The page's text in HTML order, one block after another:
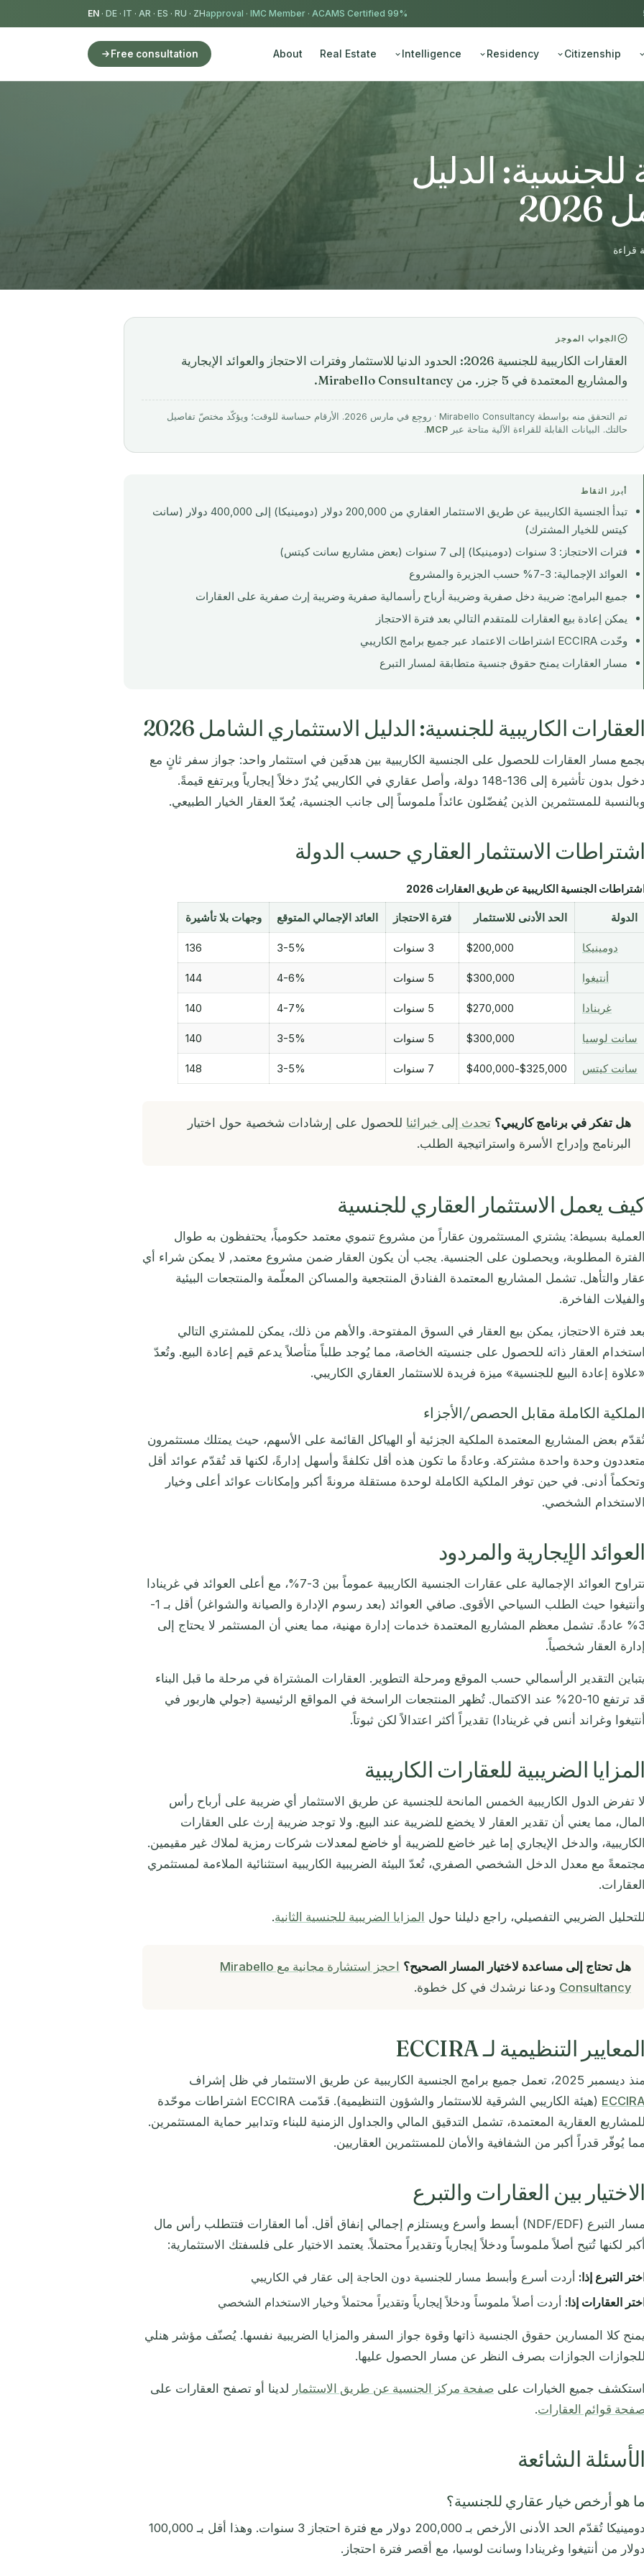
99% approval ·
IMC Member · ACAMS Certified
EN · DE · IT · AR · ES · RU · ZH
Citizenship
Residency
Intelligence
Real Estate
About
Free consultation
للجنسية: الدليل
الجواب الموجز
العقارات الكاريبية للجنسية 2026: الحدود الدنيا للاستثمار وفترات الاحتجاز والعوائد الإيجارية
والمشاريع المعتمدة في 5 جزر. من Mirabello Consultancy.
تم التحقق منه بواسطة Mirabello Consultancy · روجِع في مارس 2026. الأرقام حساسة للوقت؛ ويؤكّد مختصّ تفاصيل
حالتك. البيانات القابلة للقراءة الآلية متاحة عبر MCP
.
أبرز النقاط
تبدأ الجنسية الكاريبية عن طريق الاستثمار العقاري من 200,000 دولار (دومينيكا) إلى 400,000 دولار (سانت
كيتس للخيار المشترك)
فترات الاحتجاز: 3 سنوات (دومينيكا) إلى 7 سنوات (بعض مشاريع سانت كيتس)
العوائد الإجمالية: 3-7% حسب الجزيرة والمشروع
جميع البرامج: ضريبة دخل صفرية وضريبة أرباح رأسمالية صفرية وضريبة إرث صفرية على العقارات
يمكن إعادة بيع العقارات للمتقدم التالي بعد فترة الاحتجاز
وحّدت ECCIRA اشتراطات الاعتماد عبر جميع برامج الكاريبي
مسار العقارات يمنح حقوق جنسية متطابقة لمسار التبرع
العقارات الكاريبية للجنسية: الدليل الاستثماري الشامل 2026
يجمع مسار العقارات للحصول على الجنسية الكاريبية بين هدفَين في استثمار واحد: جواز سفر ثانٍ مع
دخول بدون تأشيرة إلى 136-148 دولة، وأصل عقاري في الكاريبي يُدرّ دخلاً إيجارياً ويرتفع قيمةً.
وبالنسبة للمستثمرين الذين يُفضّلون عائداً ملموساً إلى جانب الجنسية، يُعدّ العقار الخيار الطبيعي.
اشتراطات الاستثمار العقاري حسب الدولة
اشتراطات الجنسية الكاريبية عن طريق العقارات 2026
الدولة الحد الأدنى للاستثمار فترة الاحتجاز العائد الإجمالي المتوقع وجهات بلا تأشيرة
دومينيكا $200,000 3 سنوات 3-5%
136
أنتيغوا $300,000 5 سنوات 4-6%
144
غرينادا $270,000 5 سنوات 4-7%
140
سانت لوسيا $300,000 5 سنوات 3-5%
140
سانت كيتس $325,000-$400,000 7 سنوات 3-5%
148
هل تفكر في برنامج كاريبي؟ تحدث إلى خبرائنا للحصول على إرشادات شخصية حول اختيار
البرنامج وإدراج الأسرة واستراتيجية الطلب.
يعمل الاستثمار العقاري للجنسية
العملية بسيطة: يشتري المستثمرون عقاراً من مشروع تنموي معتمد حكومياً، يحتفظون به طوال
الفترة المطلوبة، ويحصلون على الجنسية. يجب أن يكون العقار ضمن مشروع معتمد, لا يمكن شراء أي
عقار والتأهل. تشمل المشاريع المعتمدة الفنادق المنتجعية والمساكن المعلّمة والمنتجعات البيئية
والفيلات الفاخرة.
بعد فترة الاحتجاز، يمكن بيع العقار في السوق المفتوحة. والأهم من ذلك، يمكن للمشتري التالي
استخدام العقار ذاته للحصول على جنسيته الخاصة، مما يُوجد طلباً متأصلاً يدعم قيم إعادة البيع. وتُعدّ
«علاوة إعادة البيع للجنسية» ميزة فريدة للاستثمار العقاري الكاريبي.
الملكية الكاملة مقابل الحصص/الأجزاء
بعض المشاريع المعتمدة الملكية الجزئية أو الهياكل القائمة على الأسهم، حيث يمتلك مستثمرون
متعددون وحدة واحدة مشتركة. وعادةً ما تكون هذه أقل تكلفةً وأسهل إدارةً، لكنها قد تُقدّم عوائد أقل
وتحكماً أدنى. في حين توفر الملكية الكاملة لوحدة مستقلة مرونةً أكبر وإمكانات عوائد أعلى وخيار
الاستخدام الشخصي.
العوائد الإيجارية والمردود
تتراوح العوائد الإجمالية على عقارات الجنسية الكاريبية عموماً بين 3-7%، مع أعلى العوائد في غرينادا
وأنتيغوا حيث الطلب السياحي الأقوى. صافي العوائد (بعد رسوم الإدارة والصيانة والشواغر) أقل بـ 1-
3% عادةً. تشمل معظم المشاريع المعتمدة خدمات إدارة مهنية، مما يعني أن المستثمر لا يحتاج إلى
إدارة العقار شخصياً.
يتباين التقدير الرأسمالي حسب الموقع ومرحلة التطوير. العقارات المشتراة في مرحلة ما قبل البناء
قد ترتفع 10-20% عند الاكتمال. تُظهر المنتجعات الراسخة في المواقع الرئيسية (جولي هاربور في
أنتيغوا وغراند أنس في غرينادا) تقديراً أكثر اعتدالاً لكن ثبوتاً.
المزايا الضريبية للعقارات الكاريبية
لا تفرض الدول الكاريبية الخمس المانحة للجنسية عن طريق الاستثمار أي ضريبة على أرباح رأس
المال، مما يعني أن تقدير العقار لا يخضع للضريبة عند البيع. ولا توجد ضريبة إرث على العقارات
الكاريبية، والدخل الإيجاري إما غير خاضع للضريبة أو خاضع لمعدلات شركات رمزية لملاك غير مقيمين.
مجتمعةً مع معدل الدخل الشخصي الصفري، تُعدّ البيئة الضريبية الكاريبية استثنائية الملاءمة لمستثمري
العقارات.
للتحليل الضريبي التفصيلي، راجع دليلنا حول المزايا الضريبية للجنسية الثانية.
هل تحتاج إلى مساعدة لاختيار المسار الصحيح؟
احجز استشارة مجانية مع Mirabello
Consultancy ودعنا نرشدك في كل خطوة.
المعايير التنظيمية لـ ECCIRA
منذ ديسمبر 2025، تعمل جميع برامج الجنسية الكاريبية عن طريق الاستثمار في ظل إشراف
(هيئة الكاريبي الشرقية للاستثمار والشؤون التنظيمية). قدّمت ECCIRA اشتراطات موحّدة
للمشاريع العقارية المعتمدة، تشمل التدقيق المالي والجداول الزمنية للبناء وتدابير حماية المستثمرين.
مما يُوفّر قدراً أكبر من الشفافية والأمان للمستثمرين العقاريين.
الاختيار بين العقارات والتبرع
مسار التبرع (NDF/EDF) أبسط وأسرع ويستلزم إجمالي إنفاق أقل. أما العقارات فتتطلب رأس مال
أكبر لكنها تُتيح أصلاً ملموساً ودخلاً إيجارياً وتقديراً محتملاً. يعتمد الاختيار على فلسفتك الاستثمارية:
التبرع إذا: أردت أسرع وأبسط مسار للجنسية دون الحاجة إلى عقار في الكاريبي
العقارات إذا: أردت أصلاً ملموساً ودخلاً إيجارياً وتقديراً محتملاً وخيار الاستخدام الشخصي
يمنح كلا المسارين حقوق الجنسية ذاتها وقوة جواز السفر والمزايا الضريبية نفسها. يُصنّف مؤشر هنلي
للجوازات الجوازات بصرف النظر عن مسار الحصول عليها.
استكشف جميع الخيارات على صفحة مركز الجنسية عن طريق الاستثمار لدينا أو تصفح العقارات على
قوائم العقارات.
الأسئلة الشائعة
ما هو أرخص خيار عقاري للجنسية؟
دومينيكا تُقدّم الحد الأدنى الأرخص بـ 200,000 دولار مع فترة احتجاز 3 سنوات. وهذا أقل بـ 100,000
دولار من أنتيغوا وغرينادا وسانت لوسيا، مع أقصر فترة احتجاز.